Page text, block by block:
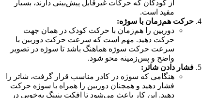
از کودکان که حرکات غیرقابل پیش‌بینی دارند، بسیار
مفید است.
حرکت هم‌زمان با سوژه:
دوربین را هم‌زمان با حرکت کودک در همان جهت
حرکت دهید. مهم است که سرعت حرکت دوربین با
سرعت حرکت سوژه هماهنگ باشد تا سوژه در تصویر
واضح و پس‌زمینه محو شود.
فشار دادن شاتر:
هنگامی که سوژه در کادر مناسب قرار گرفت، شاتر را
فشار دهید و همچنان دوربین را همراه با سوژه حرکت
دهید. این کار باعث می‌شود تا افکت پنینگ به‌خوبی در